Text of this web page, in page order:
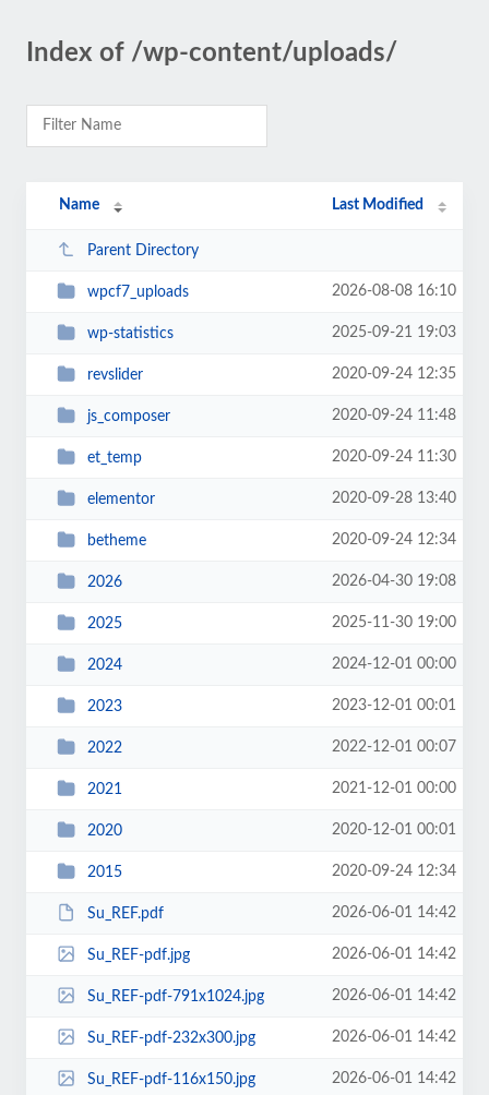
Index of /wp-content/uploads/
Name Last Modified
Parent Directory
wpcf7_uploads 2026-08-08 16:10
wp-statistics 2025-09-21 19:03
revslider 2020-09-24 12:35
js_composer 2020-09-24 11:48
et_temp 2020-09-24 11:30
elementor 2020-09-28 13:40
betheme 2020-09-24 12:34
2026 2026-04-30 19:08
2025 2025-11-30 19:00
2024 2024-12-01 00:00
2023 2023-12-01 00:01
2022 2022-12-01 00:07
2021 2021-12-01 00:00
2020 2020-12-01 00:01
2015 2020-09-24 12:34
Su_REF.pdf 2026-06-01 14:42
Su_REF-pdf.jpg 2026-06-01 14:42
Su_REF-pdf-791x1024.jpg 2026-06-01 14:42
Su_REF-pdf-232x300.jpg 2026-06-01 14:42
Su_REF-pdf-116x150.jpg 2026-06-01 14:42